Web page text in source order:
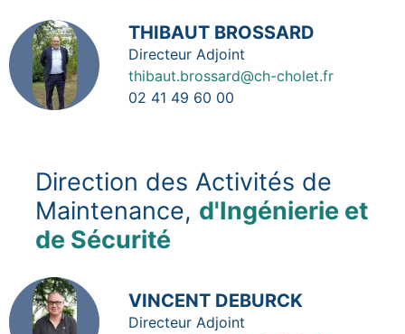
Image THIBAUT BROSSARD
Fonction
Directeur Adjoint
thibaut.brossard@ch-cholet.fr
02 41 49 60 00
Direction des Activités de
Maintenance, d'Ingénierie et
de Sécurité
Image
VINCENT DEBURCK
Fonction
Directeur Adjoint